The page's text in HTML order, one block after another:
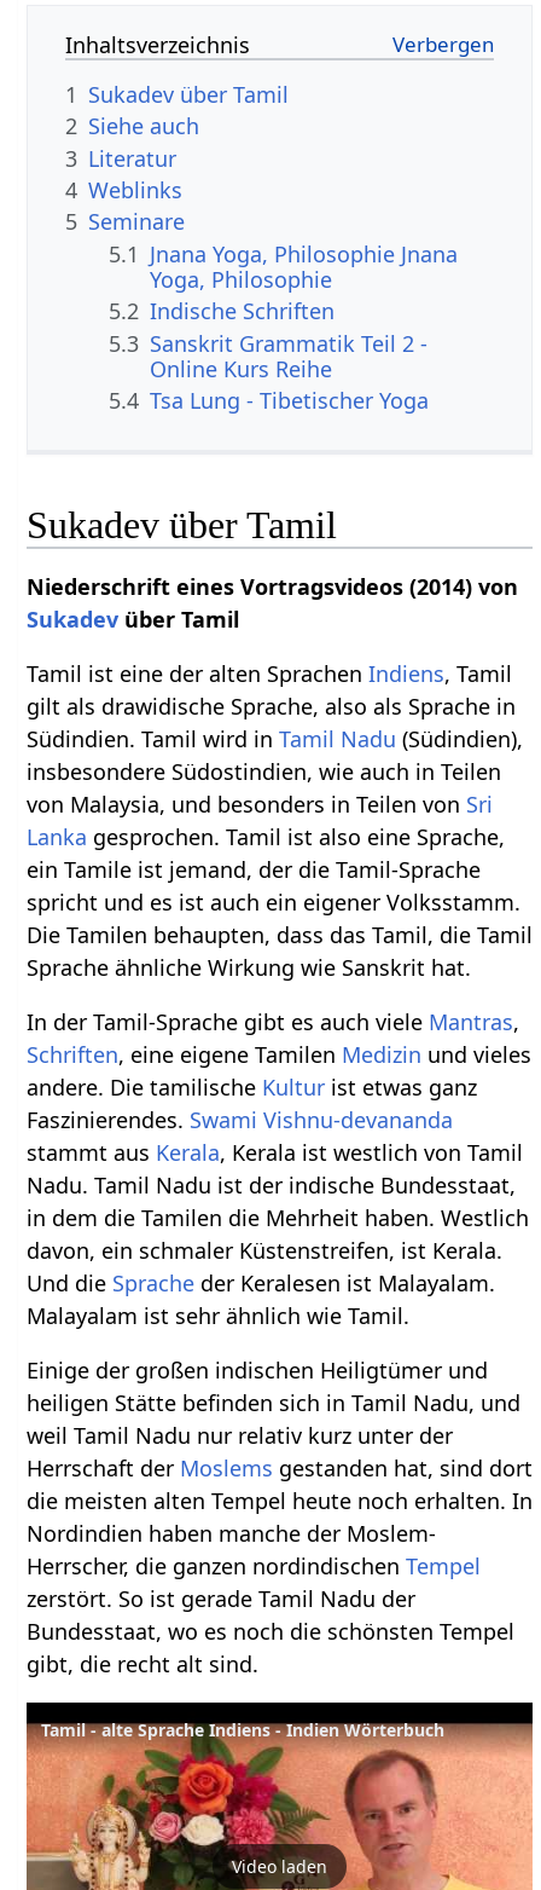
Inhaltsverzeichnis
1 Sukadev über Tamil
2 Siehe auch
3 Literatur
4 Weblinks
5 Seminare
5.1 Jnana Yoga, Philosophie Jnana
Yoga, Philosophie
5.2 Indische Schriften
5.3 Sanskrit Grammatik Teil 2 -
Online Kurs Reihe
5.4 Tsa Lung - Tibetischer Yoga
Sukadev über Tamil
Niederschrift eines Vortragsvideos (2014) von
Sukadev über Tamil
Tamil ist eine der alten SprachenIndiens, Tamil
gilt als drawidische Sprache, also als Sprache in
Südindien. Tamil wird inTamil Nadu (Südindien),
insbesondere Südostindien, wie auch in Teilen
von Malaysia, und besonders in Teilen von Sri
Lanka gesprochen. Tamil ist also eine Sprache,
ein Tamile ist jemand, der die Tamil-Sprache
spricht und es ist auch ein eigener Volksstamm.
Die Tamilen behaupten, dass das Tamil, die Tamil
Sprache ähnliche Wirkung wie Sanskrit hat.
In der Tamil-Sprache gibt es auch viele Mantras,
Schriften, eine eigene Tamilen Medizin und vieles
andere. Die tamilische Kultur ist etwas ganz
Faszinierendes. Swami Vishnu-devananda
stammt aus Kerala, Kerala ist westlich von Tamil
Nadu. Tamil Nadu ist der indische Bundesstaat,
in dem die Tamilen die Mehrheit haben. Westlich
davon, ein schmaler Küstenstreifen, ist Kerala.
Und die Sprache der Keralesen ist Malayalam.
Malayalam ist sehr ähnlich wie Tamil.
Einige der großen indischen Heiligtümer und
heiligen Stätte befinden sich in Tamil Nadu, und
weil Tamil Nadu nur relativ kurz unter der
Herrschaft der Moslems gestanden hat, sind dort
die meisten alten Tempel heute noch erhalten. In
Nordindien haben manche der Moslem-
Herrscher, die ganzen nordindischenTempel
zerstört. So ist gerade Tamil Nadu der
Bundesstaat, wo es noch die schönsten Tempel
gibt, die recht alt sind.
Tamil - alte Sprache Indiens - Indien Wörterbuch
Video laden